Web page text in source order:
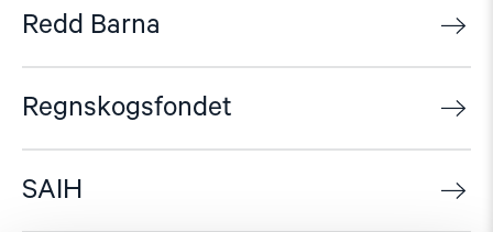
Redd Barna
Regnskogsfondet
SAIH